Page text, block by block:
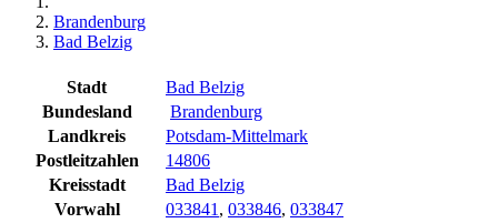
Brandenburg
Bad Belzig
Stadt
Bad Belzig
Bundesland
Brandenburg
Landkreis
Potsdam-Mittelmark
Postleitzahlen
14806
Kreisstadt
Bad Belzig
Vorwahl
033841, 033846, 033847